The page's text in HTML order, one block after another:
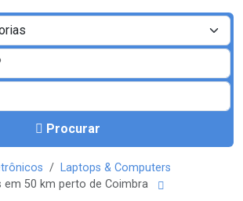
Procurar
Laptops & Computers
em 50 km perto de Coimbra